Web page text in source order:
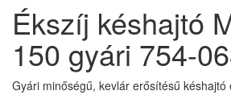
Ékszíj késhajtó
150 gyári 754-
Gyári minőségű, kevlár erősítésű késhajtó